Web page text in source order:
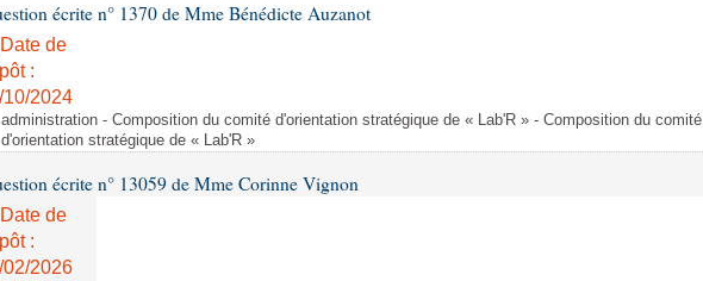
écrite n° 1370 de Mme Bénédicte Auzanot
Date de
:
10/2024
administration - Composition du comité d'orientation stratégique de « Lab'R » - Composition du comité
d'orientation stratégique de « Lab'R »
écrite n° 13059 de Mme Corinne Vignon
Date de
:
02/2026